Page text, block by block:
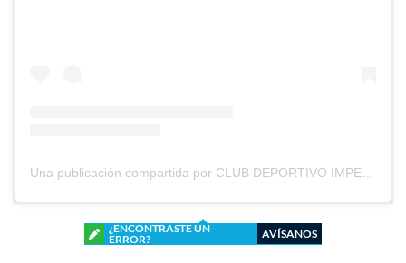
¿ENCONTRASTE UN
ERROR?
AVÍSANOS